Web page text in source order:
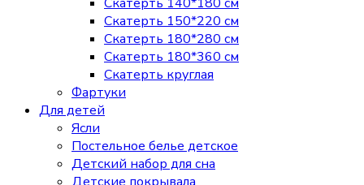
Скатерть 150*220 см
Скатерть 180*280 см
Скатерть 180*360 см
Скатерть круглая
Фартуки
Для детей
Ясли
Постельное белье детское
Детский набор для сна